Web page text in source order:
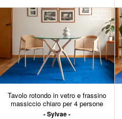
Tavolo rotondo in vetro e frassino
massiccio chiaro per 4 persone
Sylvae